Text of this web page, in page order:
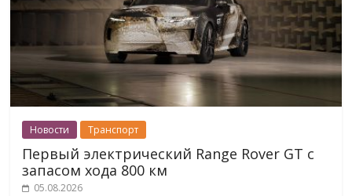
Новости Транспорт
Первый электрический Range Rover GT с
запасом хода 800 км
05.08.2026